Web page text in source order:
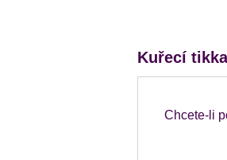
Kuřecí
Chcete-li